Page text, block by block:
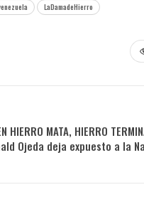
LaDamadeHierro
HIERRO MATA, HIERRO
Ojeda deja expuesto a la